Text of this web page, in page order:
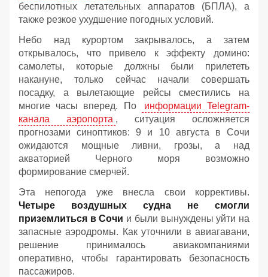
беспилотных летательных аппаратов (БПЛА), а
также резкое ухудшение погодных условий.
Небо над курортом закрывалось, а затем
открывалось, что привело к эффекту домино:
самолеты, которые должны были прилететь
накануне, только сейчас начали совершать
посадку, а вылетающие рейсы сместились на
многие часы вперед. По
информации Telegram-
канала аэропорта , ситуация осложняется
прогнозами синоптиков: 9 и 10 августа в Сочи
ожидаются мощные ливни, грозы, а над
акваторией Черного моря возможно
формирование смерчей.
Эта непогода уже внесла свои коррективы.
Четыре воздушных судна не смогли
приземлиться в Сочи и были вынуждены уйти на
запасные аэродромы. Как уточнили в авиагавани,
решение принималось авиакомпаниями
оперативно, чтобы гарантировать безопасность
пассажиров.